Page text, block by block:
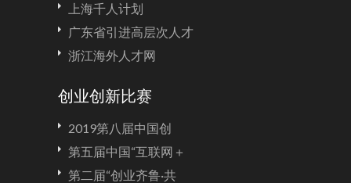
上海千人计划
广东省引进高层次人才
浙江海外人才网
创业创新比赛
2019第八届中国创
第五届中国“互联网＋
第二届“创业齐鲁·共